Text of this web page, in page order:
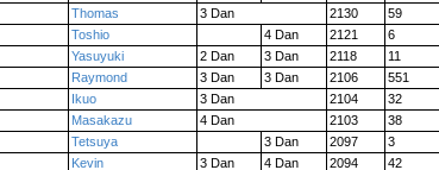
Thomas 3 Dan 2130 59
Toshio 4 Dan 2121 6
Yasuyuki 2 Dan 3 Dan 2118 11
Raymond 3 Dan 3 Dan 2106 551
Ikuo 3 Dan 2104 32
Masakazu 4 Dan 2103 38
Tetsuya 3 Dan 2097 3
Kevin 3 Dan 4 Dan 2094 42